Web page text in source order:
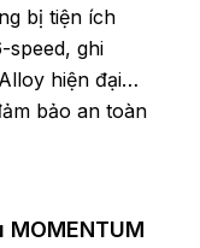
bị tiện ích
speed, ghi
hiện đại…
bảo an toàn